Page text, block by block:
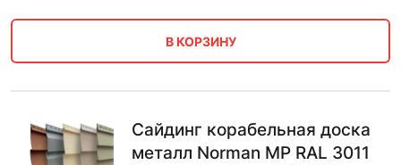
В КОРЗИНУ
Сайдинг корабельная доска
металл Norman MP RAL 3011